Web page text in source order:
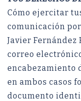
Cómo ejercitar
comunicación
Javier Fernández
correo
encabezamiento
en ambos casos
documento